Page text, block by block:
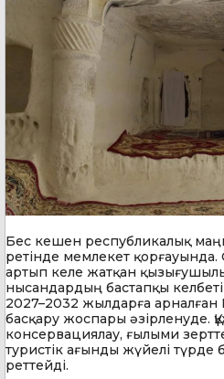
Бес кешен республикалық
ретінде мемлекет
артып келе жатқан
нысандардың бастапқы
2027–2032 жылдарға арналған
басқару жоспары әзірленуде.
консервациялау, ғылыми
туристік ағынды жүйелі түрде
реттейді.